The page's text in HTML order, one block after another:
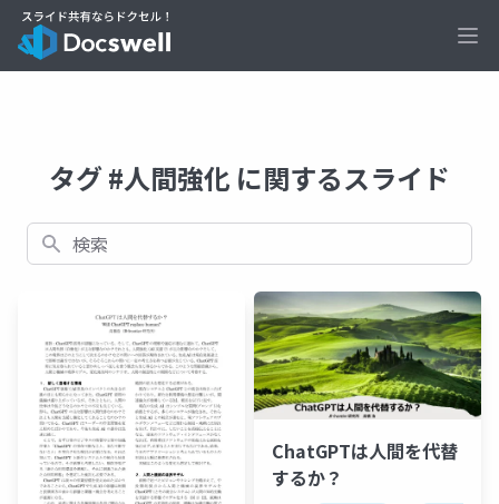
タグ #人間強化 に関するスライド
検索
ChatGPTは人間を代替
するか？